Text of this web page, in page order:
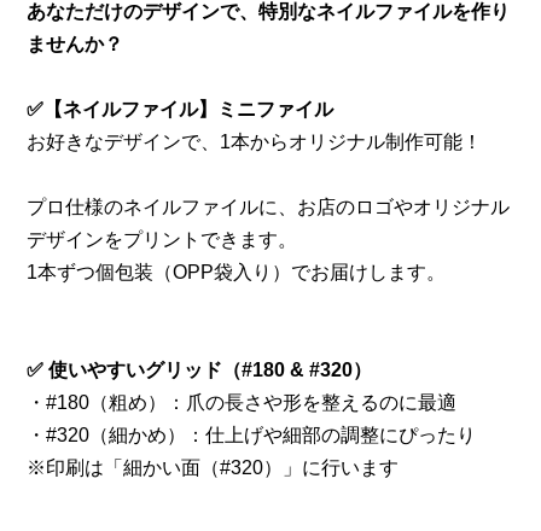
あなただけのデザインで、特別なネイルファイルを作り
ませんか？
✅【ネイルファイル】ミニファイル
お好きなデザインで、1本からオリジナル制作可能！
プロ仕様のネイルファイルに、お店のロゴやオリジナル
デザインをプリントできます。
1本ずつ個包装（OPP袋入り）でお届けします。
✅ 使いやすいグリッド（#180 & #320）
・#180（粗め）：爪の長さや形を整えるのに最適
・#320（細かめ）：仕上げや細部の調整にぴったり
※印刷は「細かい面（#320）」に行います